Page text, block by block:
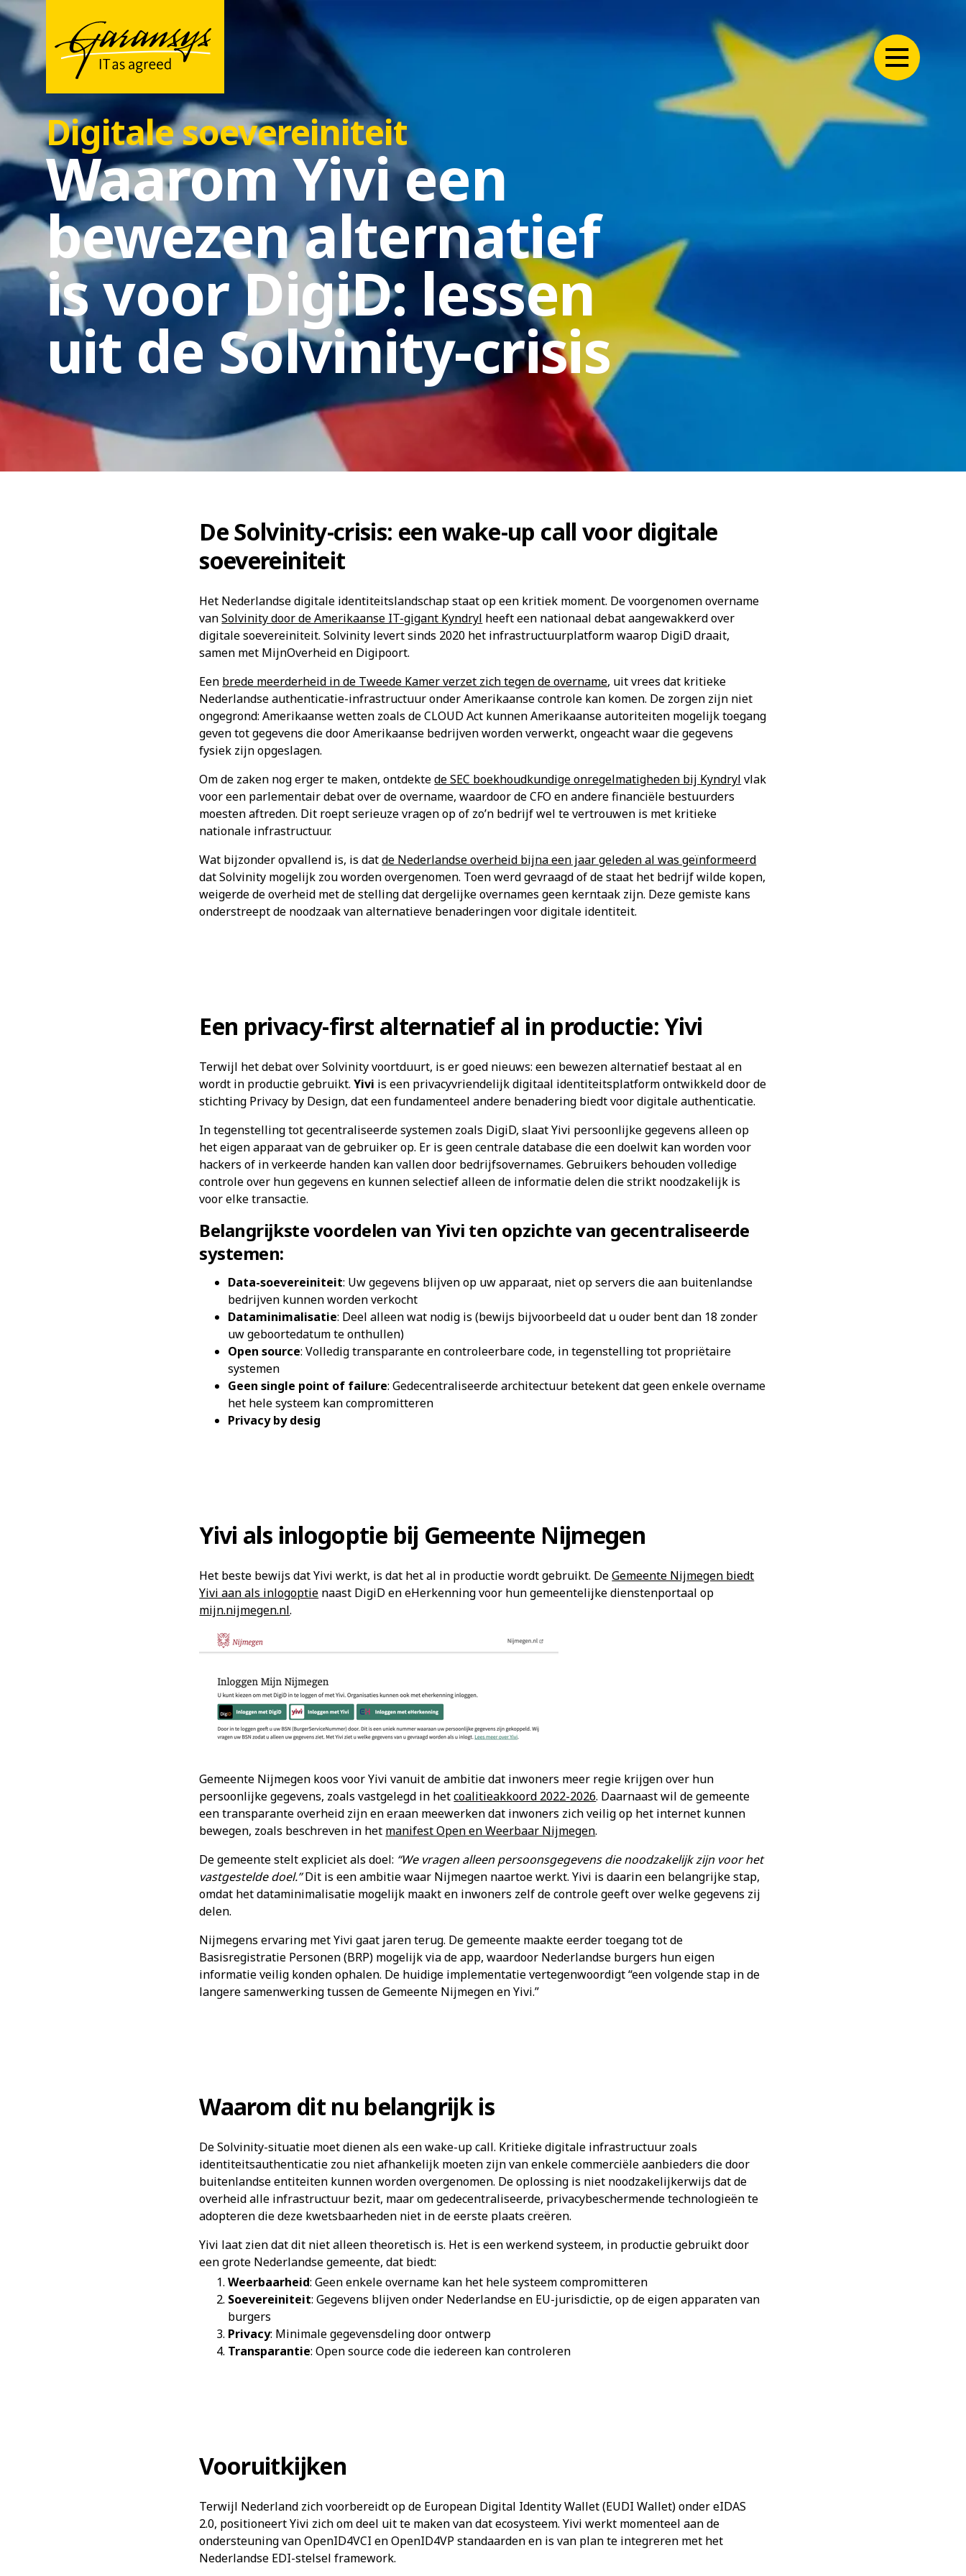
Digitale soevereiniteit
Waarom Yivi een
bewezen alternatief
is voor DigiD: lessen
uit de Solvinity-crisis
De Solvinity-crisis: een wake-up call voor digitale
soevereiniteit
Het Nederlandse digitale identiteitslandschap staat op een kritiek moment. De voorgenomen overname
vanSolvinity door de Amerikaanse IT-gigant Kyndryl heeft een nationaal debat aangewakkerd over
digitale soevereiniteit. Solvinity levert sinds 2020 het infrastructuurplatform waarop DigiD draait,
samen met MijnOverheid en Digipoort.
Een brede meerderheid in de Tweede Kamer verzet zich tegen de overname, uit vrees dat kritieke
Nederlandse authenticatie-infrastructuur onder Amerikaanse controle kan komen. De zorgen zijn niet
ongegrond: Amerikaanse wetten zoals de CLOUD Act kunnen Amerikaanse autoriteiten mogelijk toegang
geven tot gegevens die door Amerikaanse bedrijven worden verwerkt, ongeacht waar die gegevens
fysiek zijn opgeslagen.
Om de zaken nog erger te maken, ontdektede SEC boekhoudkundige onregelmatigheden bij Kyndryl vlak
voor een parlementair debat over de overname, waardoor de CFO en andere financiële bestuurders
moesten aftreden. Dit roept serieuze vragen op of zo’n bedrijf wel te vertrouwen is met kritieke
nationale infrastructuur.
Wat bijzonder opvallend is, is datde Nederlandse overheid bijna een jaar geleden al was geïnformeerd
dat Solvinity mogelijk zou worden overgenomen. Toen werd gevraagd of de staat het bedrijf wilde kopen,
weigerde de overheid met de stelling dat dergelijke overnames geen kerntaak zijn. Deze gemiste kans
onderstreept de noodzaak van alternatieve benaderingen voor digitale identiteit.
Een privacy-first alternatief al in productie: Yivi
Terwijl het debat over Solvinity voortduurt, is er goed nieuws: een bewezen alternatief bestaat al en
wordt in productie gebruikt.Yivi is een privacyvriendelijk digitaal identiteitsplatform ontwikkeld door de
stichting Privacy by Design, dat een fundamenteel andere benadering biedt voor digitale authenticatie.
In tegenstelling tot gecentraliseerde systemen zoals DigiD, slaat Yivi persoonlijke gegevens alleen op
het eigen apparaat van de gebruiker op. Er is geen centrale database die een doelwit kan worden voor
hackers of in verkeerde handen kan vallen door bedrijfsovernames. Gebruikers behouden volledige
controle over hun gegevens en kunnen selectief alleen de informatie delen die strikt noodzakelijk is
voor elke transactie.
Belangrijkste voordelen van Yivi ten opzichte van gecentraliseerde
systemen:
Data-soevereiniteit: Uw gegevens blijven op uw apparaat, niet op servers die aan buitenlandse
bedrijven kunnen worden verkocht
Dataminimalisatie: Deel alleen wat nodig is (bewijs bijvoorbeeld dat u ouder bent dan 18 zonder
uw geboortedatum te onthullen)
Open source: Volledig transparante en controleerbare code, in tegenstelling tot propriëtaire
systemen
Geen single point of failure: Gedecentraliseerde architectuur betekent dat geen enkele overname
het hele systeem kan compromitteren
Privacy by desig
Yivi als inlogoptie bij Gemeente Nijmegen
Het beste bewijs dat Yivi werkt, is dat het al in productie wordt gebruikt. DeGemeente Nijmegen biedt
Yivi aan als inlogoptie naast DigiD en eHerkenning voor hun gemeentelijke dienstenportaal op
mijn.nijmegen.nl.
Gemeente Nijmegen koos voor Yivi vanuit de ambitie dat inwoners meer regie krijgen over hun
persoonlijke gegevens, zoals vastgelegd in hetcoalitieakkoord 2022-2026. Daarnaast wil de gemeente
een transparante overheid zijn en eraan meewerken dat inwoners zich veilig op het internet kunnen
bewegen, zoals beschreven in het manifest Open en Weerbaar Nijmegen.
De gemeente stelt expliciet als doel: “We vragen alleen persoonsgegevens die noodzakelijk zijn voor het
vastgestelde doel.”Dit is een ambitie waar Nijmegen naartoe werkt. Yivi is daarin een belangrijke stap,
omdat het dataminimalisatie mogelijk maakt en inwoners zelf de controle geeft over welke gegevens zij
delen.
Nijmegens ervaring met Yivi gaat jaren terug. De gemeente maakte eerder toegang tot de
Basisregistratie Personen (BRP) mogelijk via de app, waardoor Nederlandse burgers hun eigen
informatie veilig konden ophalen. De huidige implementatie vertegenwoordigt “een volgende stap in de
langere samenwerking tussen de Gemeente Nijmegen en Yivi.”
Waarom dit nu belangrijk is
De Solvinity-situatie moet dienen als een wake-up call. Kritieke digitale infrastructuur zoals
identiteitsauthenticatie zou niet afhankelijk moeten zijn van enkele commerciële aanbieders die door
buitenlandse entiteiten kunnen worden overgenomen. De oplossing is niet noodzakelijkerwijs dat de
overheid alle infrastructuur bezit, maar om gedecentraliseerde, privacybeschermende technologieën te
adopteren die deze kwetsbaarheden niet in de eerste plaats creëren.
Yivi laat zien dat dit niet alleen theoretisch is. Het is een werkend systeem, in productie gebruikt door
een grote Nederlandse gemeente, dat biedt:
Weerbaarheid: Geen enkele overname kan het hele systeem compromitteren
Soevereiniteit: Gegevens blijven onder Nederlandse en EU-jurisdictie, op de eigen apparaten van
burgers
Privacy: Minimale gegevensdeling door ontwerp
Transparantie: Open source code die iedereen kan controleren
Vooruitkijken
Terwijl Nederland zich voorbereidt op de European Digital Identity Wallet (EUDI Wallet) onder eIDAS
2.0, positioneert Yivi zich om deel uit te maken van dat ecosysteem. Yivi werkt momenteel aan de
ondersteuning van OpenID4VCI en OpenID4VP standaarden en is van plan te integreren met het
Nederlandse EDI-stelsel framework.